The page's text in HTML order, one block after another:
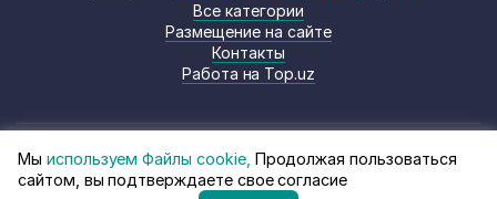
Все категории
Размещение на сайте
Контакты
Работа на Top.uz
© Top.uz, 2024 Каталог компаний
Узбекистана
Политика
конфиденциальности
Мы используем Файлы cookie, Продолжая пользоваться
сайтом, вы подтверждаете свое согласие